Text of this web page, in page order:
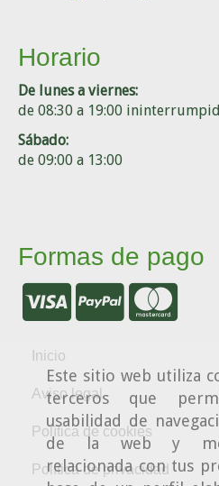
Este sitio web utiliza
terceros que
usabilidad de
de la web y
relacionada con tus
Horario
De lunes a viernes:
de 08:30 a 19:00
Sábado:
de 09:00 a 13:00
Formas de pago
Inicio
Aviso legal
Política de cookies
Política de privacidad